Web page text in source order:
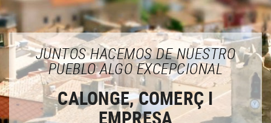
JUNTOS HACEMOS DE NUESTRO
PUEBLO ALGO EXCEPCIONAL
CALONGE, COMERÇ I
EMPRESA